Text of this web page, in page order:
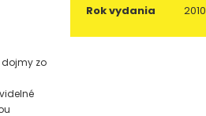
zo
Rok vydania
2010